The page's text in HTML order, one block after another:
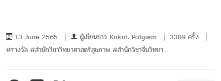
13 June 2565 ผู้เขียนข่าว Kukrit Polyiem
3389 ครั้ง
#รางวัล #สำนักวิชาวิทยาศาสตร์สุขภาพ #สำนักวิชาจีนวิทยา